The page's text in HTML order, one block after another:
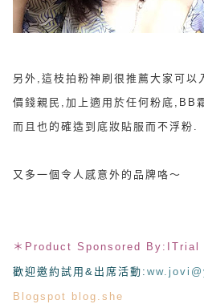
另外,這枝 拍粉神刷很推薦大家可以
價錢親民,加上 適用於任何粉底,BB
而且也的確造到 底妝貼服而不浮粉.
又多一個令人感意外的品牌咯～
＊ Product Sponsored By:ITrial
歡迎邀約試用&出席活動 :
Blogspot blog.she